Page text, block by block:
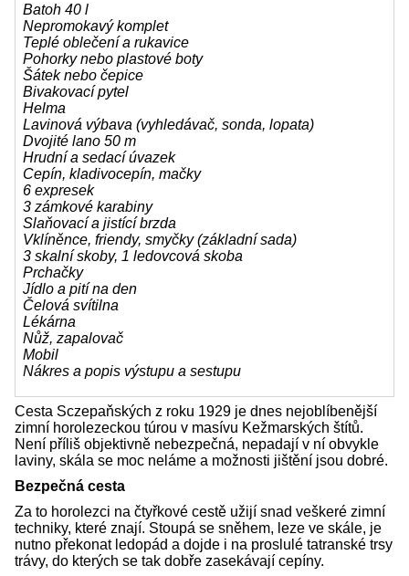
Batoh 40 l
Nepromokavý komplet
Teplé oblečení a rukavice
Pohorky nebo plastové boty
Šátek nebo čepice
Bivakovací pytel
Helma
Lavinová výbava (vyhledávač, sonda, lopata)
Dvojité lano 50 m
Hrudní a sedací úvazek
Cepín, kladivocepín, mačky
6 expresek
3 zámkové karabiny
Slaňovací a jistící brzda
Vklíněnce, friendy, smyčky (základní sada)
3 skalní skoby, 1 ledovcová skoba
Prchačky
Jídlo a pití na den
Čelová svítilna
Lékárna
Nůž, zapalovač
Mobil
Nákres a popis výstupu a sestupu
Cesta Sczepaňských z roku 1929 je dnes nejoblíbenější
zimní horolezeckou túrou v masívu Kežmarských štítů.
Není příliš objektivně nebezpečná, nepadají v ní obvykle
laviny, skála se moc neláme a možnosti jištění jsou dobré.
Bezpečná cesta
Za to horolezci na čtyřkové cestě užijí snad veškeré zimní
techniky, které znají. Stoupá se sněhem, leze ve skále, je
nutno překonat ledopád a dojde i na proslulé tatranské trsy
trávy, do kterých se tak dobře zasekávají cepíny.